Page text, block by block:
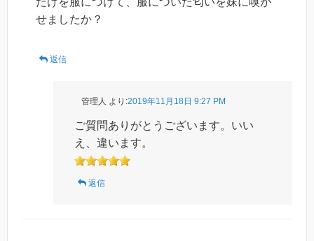
せましたか？
返信
管理人 より:2019年11月18日 9:27 PM
ご質問ありがとうございます。いい
え、違います。
返信